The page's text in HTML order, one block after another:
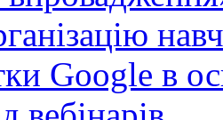
Google в